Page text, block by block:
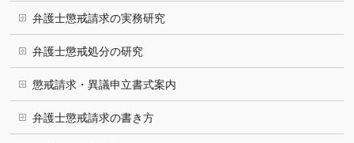
弁護士懲戒請求の実務研究
弁護士懲戒処分の研究
懲戒請求・異議申立書式案内
弁護士懲戒請求の書き方